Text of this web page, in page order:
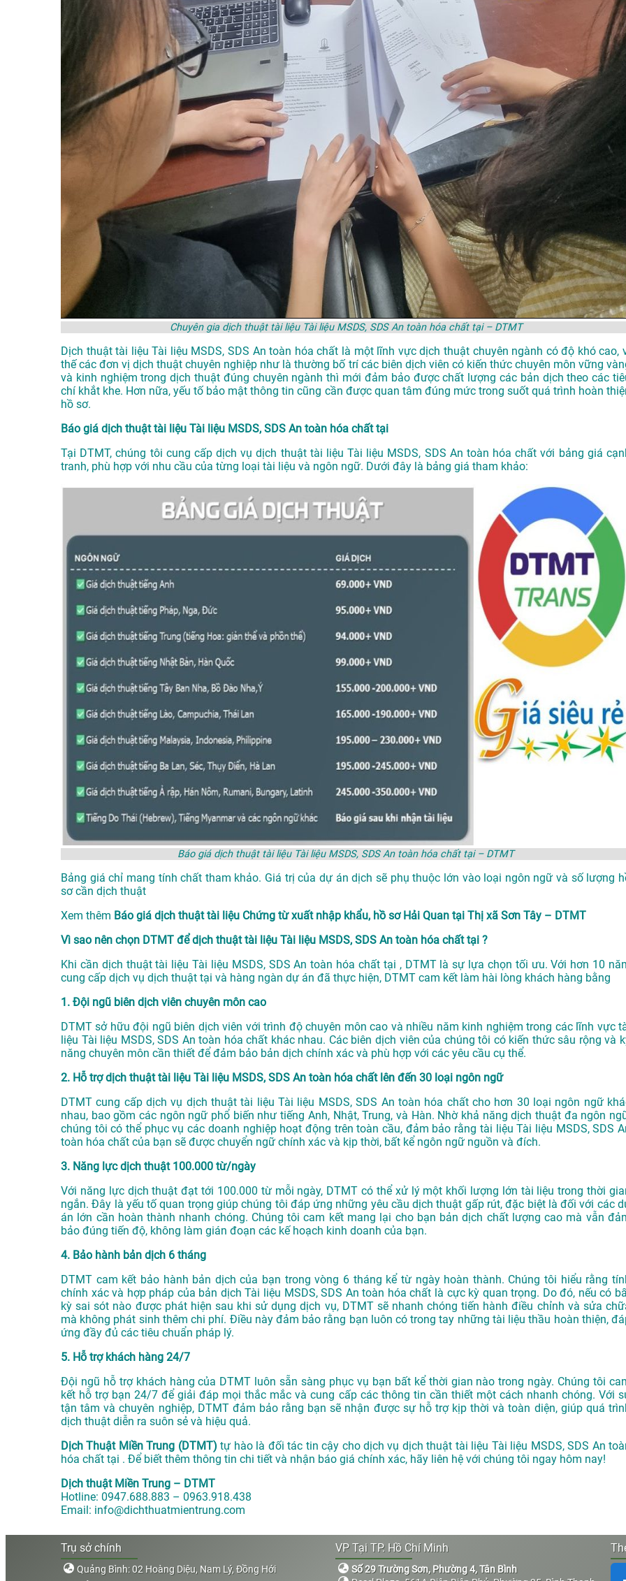
Chuyên gia dịch thuật tài liệu Tài liệu MSDS, SDS An toàn hóa chất tại – DTMT
Dịch thuật tài liệu Tài liệu MSDS, SDS An toàn hóa chất là một lĩnh vực dịch thuật chuyên ngành có độ khó cao,
thế các đơn vị dịch thuật chuyên nghiệp như là thường bố trí các biên dịch viên có kiến thức chuyên môn vững
và kinh nghiệm trong dịch thuật đúng chuyên ngành thì mới đảm bảo được chất lượng các bản dịch theo các
chí khắt khe. Hơn nữa, yếu tố bảo mật thông tin cũng cần được quan tâm đúng mức trong suốt quá trình hoàn
hồ sơ.
Báo giá dịch thuật tài liệu Tài liệu MSDS, SDS An toàn hóa chất tại
Tại DTMT, chúng tôi cung cấp dịch vụ dịch thuật tài liệu Tài liệu MSDS, SDS An toàn hóa chất với bảng giá
tranh, phù hợp với nhu cầu của từng loại tài liệu và ngôn ngữ. Dưới đây là bảng giá tham khảo:
Báo giá dịch thuật tài liệu Tài liệu MSDS, SDS An toàn hóa chất tại – DTMT
Bảng giá chỉ mang tính chất tham khảo. Giá trị của dự án dịch sẽ phụ thuộc lớn vào loại ngôn ngữ và số lượng
sơ cần dịch thuật
Xem thêm Báo giá dịch thuật tài liệu Chứng từ xuất nhập khẩu, hồ sơ Hải Quan tại Thị xã Sơn Tây – DTMT
Vì sao nên chọn DTMT để dịch thuật tài liệu Tài liệu MSDS, SDS An toàn hóa chất tại ?
Khi cần dịch thuật tài liệu Tài liệu MSDS, SDS An toàn hóa chất tại , DTMT là sự lựa chọn tối ưu. Với hơn 10
cung cấp dịch vụ dịch thuật tại và hàng ngàn dự án đã thực hiện, DTMT cam kết làm hài lòng khách hàng bằng
1. Đội ngũ biên dịch viên chuyên môn cao
DTMT sở hữu đội ngũ biên dịch viên với trình độ chuyên môn cao và nhiều năm kinh nghiệm trong các lĩnh vực
liệu Tài liệu MSDS, SDS An toàn hóa chất khác nhau. Các biên dịch viên của chúng tôi có kiến thức sâu rộng và
năng chuyên môn cần thiết để đảm bảo bản dịch chính xác và phù hợp với các yêu cầu cụ thể.
2. Hỗ trợ dịch thuật tài liệu Tài liệu MSDS, SDS An toàn hóa chất lên đến 30 loại ngôn ngữ
DTMT cung cấp dịch vụ dịch thuật tài liệu Tài liệu MSDS, SDS An toàn hóa chất cho hơn 30 loại ngôn ngữ
nhau, bao gồm các ngôn ngữ phổ biến như tiếng Anh, Nhật, Trung, và Hàn. Nhờ khả năng dịch thuật đa ngôn
chúng tôi có thể phục vụ các doanh nghiệp hoạt động trên toàn cầu, đảm bảo rằng tài liệu Tài liệu MSDS, SDS
toàn hóa chất của bạn sẽ được chuyển ngữ chính xác và kịp thời, bất kể ngôn ngữ nguồn và đích.
3. Năng lực dịch thuật 100.000 từ/ngày
Với năng lực dịch thuật đạt tới 100.000 từ mỗi ngày, DTMT có thể xử lý một khối lượng lớn tài liệu trong thời
ngắn. Đây là yếu tố quan trọng giúp chúng tôi đáp ứng những yêu cầu dịch thuật gấp rút, đặc biệt là đối với các
án lớn cần hoàn thành nhanh chóng. Chúng tôi cam kết mang lại cho bạn bản dịch chất lượng cao mà vẫn
bảo đúng tiến độ, không làm gián đoạn các kế hoạch kinh doanh của bạn.
4. Bảo hành bản dịch 6 tháng
DTMT cam kết bảo hành bản dịch của bạn trong vòng 6 tháng kể từ ngày hoàn thành. Chúng tôi hiểu rằng
chính xác và hợp pháp của bản dịch Tài liệu MSDS, SDS An toàn hóa chất là cực kỳ quan trọng. Do đó, nếu có
kỳ sai sót nào được phát hiện sau khi sử dụng dịch vụ, DTMT sẽ nhanh chóng tiến hành điều chỉnh và sửa
mà không phát sinh thêm chi phí. Điều này đảm bảo rằng bạn luôn có trong tay những tài liệu thầu hoàn thiện,
ứng đầy đủ các tiêu chuẩn pháp lý.
5. Hỗ trợ khách hàng 24/7
Đội ngũ hỗ trợ khách hàng của DTMT luôn sẵn sàng phục vụ bạn bất kể thời gian nào trong ngày. Chúng tôi
kết hỗ trợ bạn 24/7 để giải đáp mọi thắc mắc và cung cấp các thông tin cần thiết một cách nhanh chóng. Với
tận tâm và chuyên nghiệp, DTMT đảm bảo rằng bạn sẽ nhận được sự hỗ trợ kịp thời và toàn diện, giúp quá
dịch thuật diễn ra suôn sẻ và hiệu quả.
Dịch Thuật Miền Trung (DTMT) tự hào là đối tác tin cậy cho dịch vụ dịch thuật tài liệu Tài liệu MSDS, SDS An
hóa chất tại . Để biết thêm thông tin chi tiết và nhận báo giá chính xác, hãy liên hệ với chúng tôi ngay hôm nay!
Dịch thuật Miền Trung – DTMT
Hotline: 0947.688.883 – 0963.918.438
Email: info@dichthuatmientrung.com
Trụ sở chính
Quảng Bình: 02 Hoàng Diệu, Nam Lý, Đồng Hới
VP Tại TP. Hồ Chí Minh
Số 29 Trường Sơn, Phường 4, Tân Bình